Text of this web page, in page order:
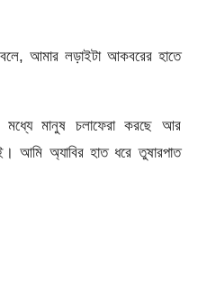
আমার লড়াইটা আকবরের হাতে
মানুষ চলাফেরা করছে আর
আমি অ্যাবির হাত ধরে তুষারপাত